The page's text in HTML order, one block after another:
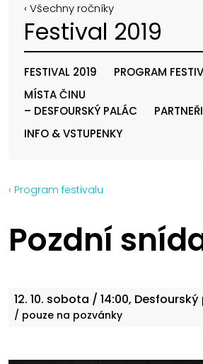
‹ Všechny ročníky
Festival 2019
FESTIVAL 2019
PROGRAM
MÍSTA ČINU
– DESFOURSKÝ PALÁC
INFO & VSTUPENKY
‹ Program festivalu
Pozdní
12. 10. sobota / 14:00,
/ pouze na pozvánky